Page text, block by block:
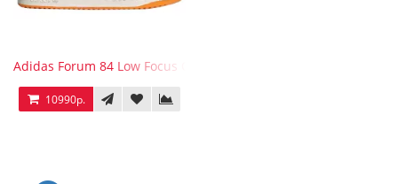
Adidas Forum 84 Low Focus Orange
10990р.